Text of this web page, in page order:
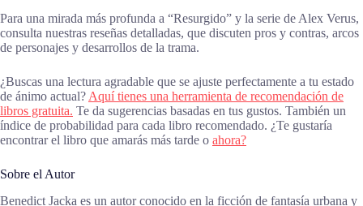
Para una mirada más profunda a “Resurgido” y la serie de Alex Verus,
consulta nuestras reseñas detalladas, que discuten pros y contras, arcos
de personajes y desarrollos de la trama.
¿Buscas una lectura agradable que se ajuste perfectamente a tu estado
de ánimo actual? Aquí tienes una herramienta de recomendación de
libros gratuita. Te da sugerencias basadas en tus gustos. También un
índice de probabilidad para cada libro recomendado. ¿Te gustaría
encontrar el libro que amarás más tarde o ahora?
Sobre el Autor
Benedict Jacka es un autor conocido en la ficción de fantasía urbana y